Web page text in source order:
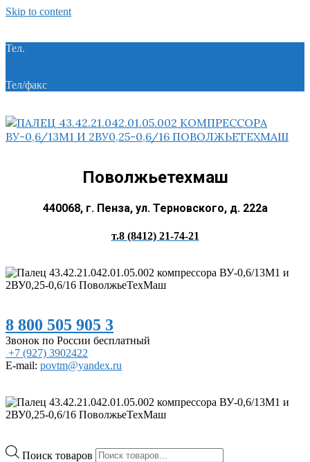
Skip to content
Тел.
Тел/факс
Поволжьетехмаш
440068, г. Пенза, ул. Терновского, д. 222а
т.8 (8412) 21-74-21
8 800 505 905 3
Звонок по России бесплатный
+7 (927) 3902422
E-mail: povtm@yandex.ru
Поиск товаров